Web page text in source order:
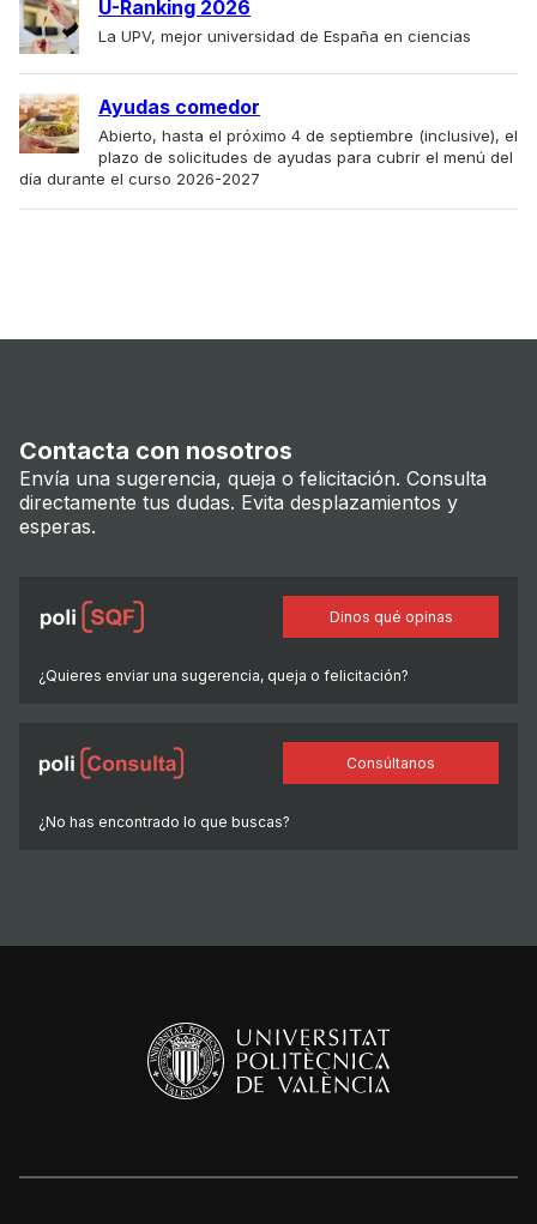
U-Ranking 2026
La UPV, mejor universidad de España en ciencias
Ayudas comedor
Abierto, hasta el próximo 4 de septiembre (inclusive), el
plazo de solicitudes de ayudas para cubrir el menú del
día durante el curso 2026-2027
Contacta con nosotros
Envía una sugerencia, queja o felicitación. Consulta
directamente tus dudas. Evita desplazamientos y
esperas.
¿Quieres enviar una sugerencia, queja o felicitación?
Dinos qué opinas
¿No has encontrado lo que buscas?
Consúltanos